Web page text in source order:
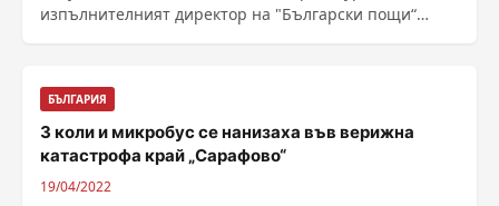
изпълнителният директор на "Български пощи“
БЪЛГАРИЯ
3 коли и микробус се нанизаха във верижна
катастрофа край „Сарафово“
19/04/2022